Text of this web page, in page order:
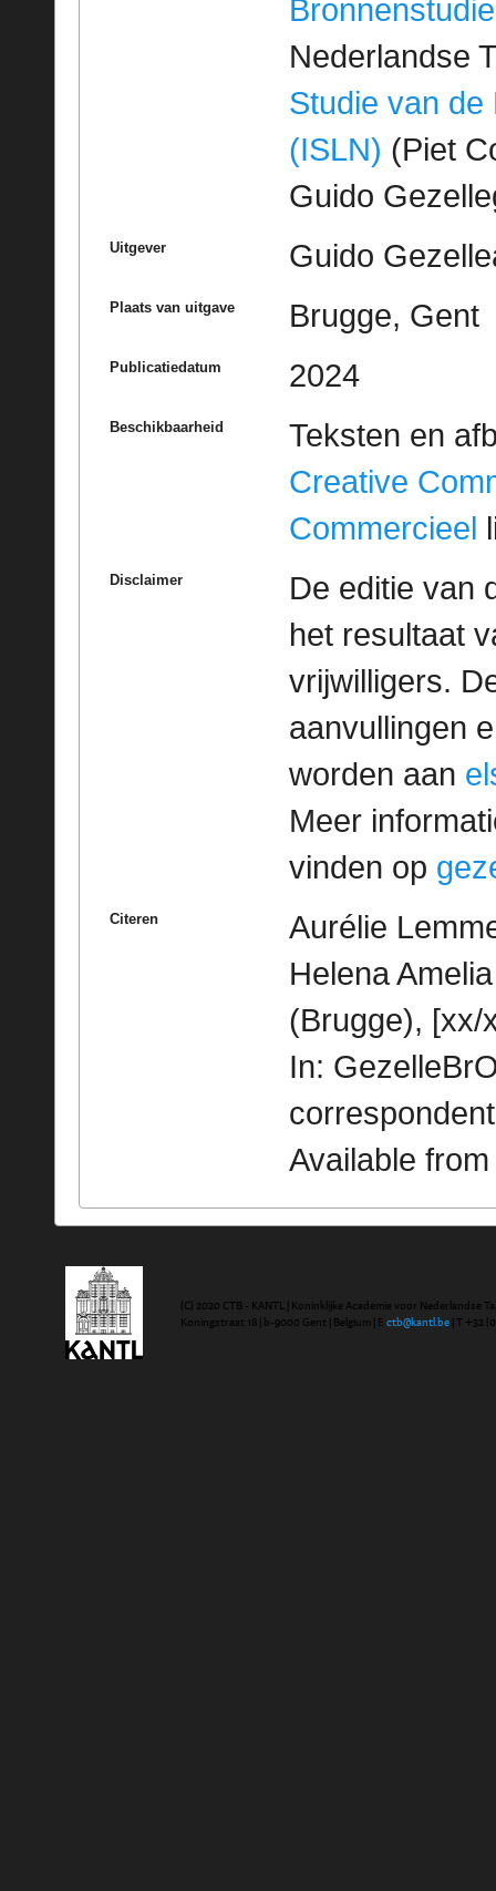
Bronnenstudie
Nederlandse
Studie van de
(ISLN) (Piet
Guido
Uitgever Guido
Plaats van uitgave Brugge, Gent
Publicatiedatum 2024
Beschikbaarheid
Teksten en
Creative
Commercieel
Disclaimer
De editie van
het resultaat
vrijwilligers.
aanvullingen
worden aan
Meer
vinden op
Citeren
Aurélie
Helena
(Brugge), [xx/
In:
Available
(C) 2020 CTB - KANTL | Koninklijke Academie voor Nederlandse
Koningstraat 18 | b-9000 Gent | Belgium | E ctb@kantl.be | T +32